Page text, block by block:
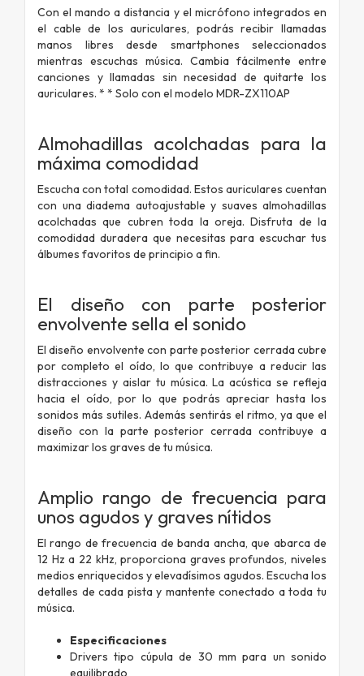
Con el mando a distancia y el micrófono integrados en
el cable de los auriculares, podrás recibir llamadas
manos libres desde smartphones seleccionados
mientras escuchas música. Cambia fácilmente entre
canciones y llamadas sin necesidad de quitarte los
auriculares. * * Solo con el modelo MDR-ZX110AP
Almohadillas acolchadas para la
máxima comodidad
Escucha con total comodidad. Estos auriculares cuentan
con una diadema autoajustable y suaves almohadillas
acolchadas que cubren toda la oreja. Disfruta de la
comodidad duradera que necesitas para escuchar tus
álbumes favoritos de principio a fin.
El diseño con parte posterior
envolvente sella el sonido
El diseño envolvente con parte posterior cerrada cubre
por completo el oído, lo que contribuye a reducir las
distracciones y aislar tu música. La acústica se refleja
hacia el oído, por lo que podrás apreciar hasta los
sonidos más sutiles. Además sentirás el ritmo, ya que el
diseño con la parte posterior cerrada contribuye a
maximizar los graves de tu música.
Amplio rango de frecuencia para
unos agudos y graves nítidos
El rango de frecuencia de banda ancha, que abarca de
12 Hz a 22 kHz, proporciona graves profundos, niveles
medios enriquecidos y elevadísimos agudos. Escucha los
detalles de cada pista y mantente conectado a toda tu
música.
Especificaciones
Drivers tipo cúpula de 30 mm para un sonido
equilibrado